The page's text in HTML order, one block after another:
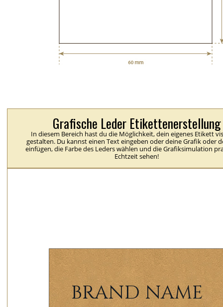
Grafische Leder Etikettenerstellung
In diesem Bereich hast du die Möglichkeit, dein eigenes Etikett
gestalten. Du kannst einen Text eingeben oder deine Grafik oder
einfügen, die Farbe des Leders wählen und die Grafiksimulation
Echtzeit sehen!